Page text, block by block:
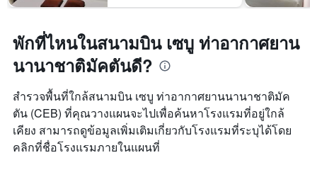
พักที่ไหนในสนามบิน เซบู ท่าอากาศยาน
นานาชาติมัคตันดี?
สำรวจพื้นที่ใกล้สนามบิน เซบู ท่าอากาศยานนานาชาติมัค
ตัน (CEB) ที่คุณวางแผนจะไปเพื่อค้นหาโรงแรมที่อยู่ใกล้
เคียง สามารถดูข้อมูลเพิ่มเติมเกี่ยวกับโรงแรมที่ระบุได้โดย
คลิกที่ชื่อโรงแรมภายในแผนที่